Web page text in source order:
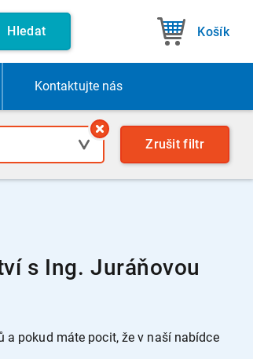
Hledat Košík
Kontaktujte nás
Zrušit filtr
s Ing. Juráňovou
a pokud máte pocit, že v naší nabídce